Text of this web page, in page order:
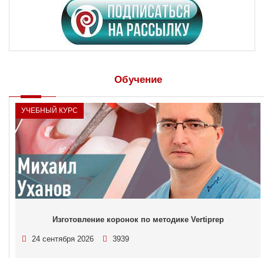
Обучение
УЧЕБНЫЙ КУРС
Изготовление коронок по методике Vertiprep
24 сентября 2026 3939